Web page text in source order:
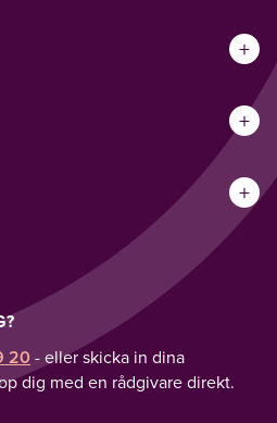
+
+
+
20- eller skicka in dina
dig med en rådgivare direkt.